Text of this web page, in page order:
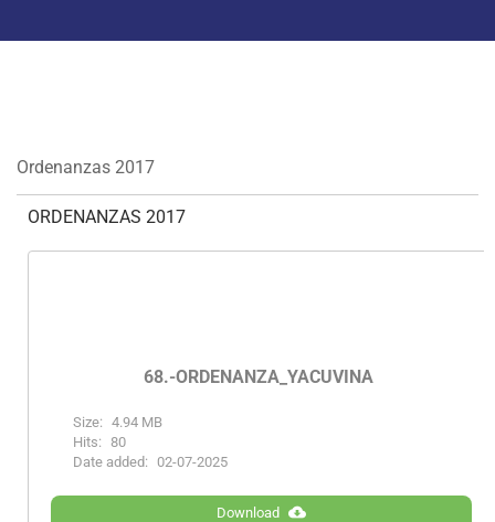
Ordenanzas 2017
ORDENANZAS 2017
68.-ORDENANZA_YACUVINA
Size: 4.94 MB
Hits: 80
Date added: 02-07-2025
Download